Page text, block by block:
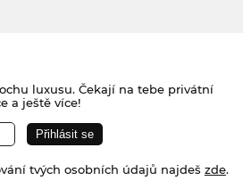
luxusu. Čekají na tebe privátní
a ještě více!
tvých osobních údajů najdeš zde.